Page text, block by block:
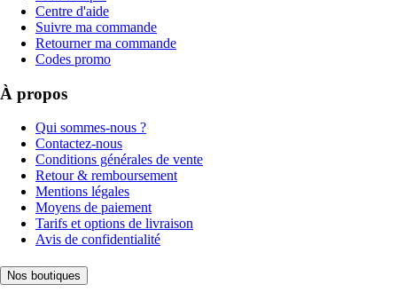
Centre d'aide
Suivre ma commande
Retourner ma commande
Codes promo
À propos
Qui sommes-nous ?
Contactez-nous
Conditions générales de vente
Retour & remboursement
Mentions légales
Moyens de paiement
Tarifs et options de livraison
Avis de confidentialité
Nos boutiques